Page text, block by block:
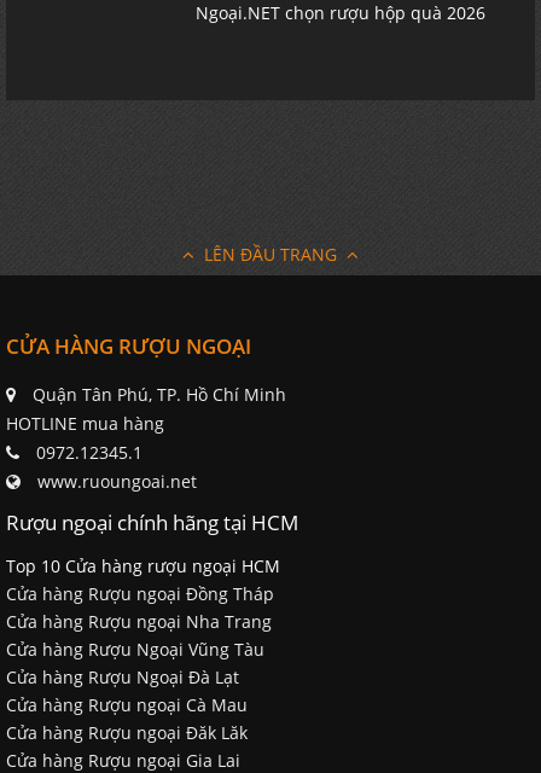
Ngoại.NET chọn rượu hộp quà 2026
LÊN ĐẦU TRANG
CỬA HÀNG RƯỢU NGOẠI
Quận Tân Phú, TP. Hồ Chí Minh
HOTLINE mua hàng
0972.12345.1
www.ruoungoai.net
Rượu ngoại chính hãng tại HCM
Top 10 Cửa hàng rượu ngoại HCM
Cửa hàng Rượu ngoại Đồng Tháp
Cửa hàng Rượu ngoại Nha Trang
Cửa hàng Rượu Ngoại Vũng Tàu
Cửa hàng Rượu Ngoại Đà Lạt
Cửa hàng Rượu ngoại Cà Mau
Cửa hàng Rượu ngoại Đăk Lăk
Cửa hàng Rượu ngoại Gia Lai